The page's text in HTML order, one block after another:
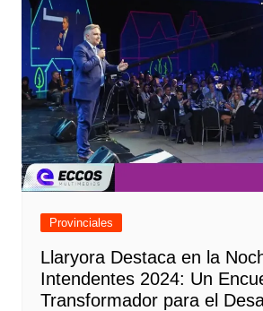
Provinciales
Llaryora Destaca en la
Intendentes 2024: Un
Transformador para el